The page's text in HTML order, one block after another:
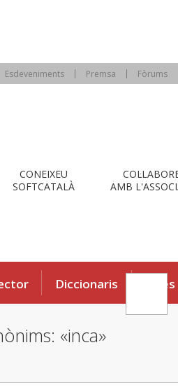
Esdeveniments Premsa Fòrums
CONEIXEU
SOFTCATALÀ
AMB
Diccionaris Eines
«inca»